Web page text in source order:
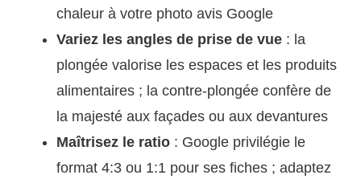
chaleur à votre photo avis Google
Variez les angles de prise de vue : la
plongée valorise les espaces et les produits
alimentaires ; la contre-plongée confère de
la majesté aux façades ou aux devantures
Maîtrisez le ratio : Google privilégie le
format 4:3 ou 1:1 pour ses fiches ; adaptez